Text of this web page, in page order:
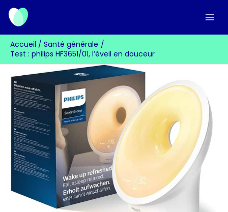
Aller
contenu
Accueil
Santé générale
Test : philips HF3651/01, l’éveil en douceur